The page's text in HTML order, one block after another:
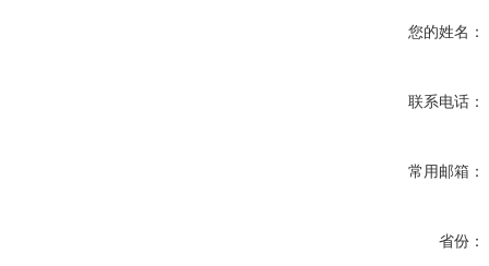
您的姓名：
联系电话：
常用邮箱：
省份：